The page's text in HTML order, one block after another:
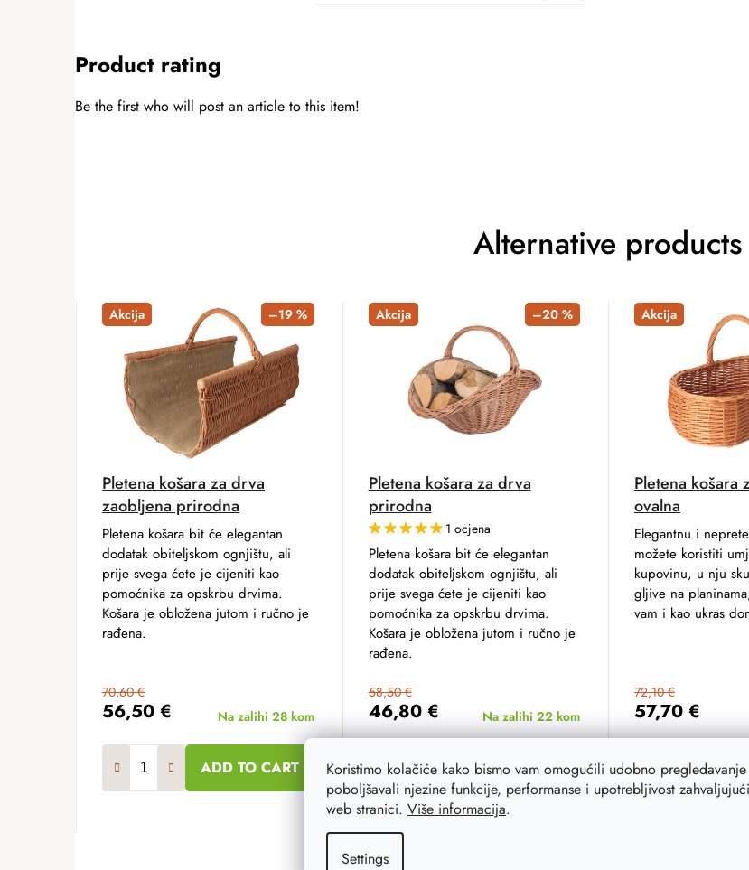
Koristimo kolačiće kako bismo vam omogućili udobno
poboljšavali njezine funkcije, performanse i upotrebljivost
web stranici. Više informacija.
Settings
Product rating
Be the first who will post an article to this item!
Alternative products
Akcija –19 %
Pletena košara za drva
zaobljena prirodna
56,50 €
70,60 €
Na zalihi 28 kom
ADD TO CART
Pletena košara bit će elegantan
dodatak obiteljskom ognjištu, ali
prije svega ćete je cijeniti kao
pomoćnika za opskrbu drvima.
Košara je obložena jutom i ručno je
rađena.
Akcija –20 %
Pletena košara za drva
prirodna
1 ocjena
46,80 €
58,50 €
Na zalihi 22 kom
ADD TO CART
Pletena košara bit će elegantan
dodatak obiteljskom ognjištu, ali
prije svega ćete je cijeniti kao
pomoćnika za opskrbu drvima.
Košara je obložena jutom i ručno je
rađena.
Akcija
Pletena košara
ovalna
57,70 €
72,10 €
Elegantnu i
možete koristiti
kupovinu, u nju
gljive na
vam i kao ukras